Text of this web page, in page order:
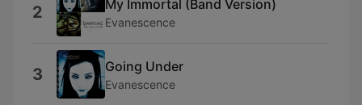
2 My Immortal (Band Version)
Evanescence
3 Going Under
Evanescence